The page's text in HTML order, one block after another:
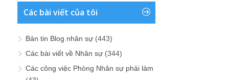
Các bài viết của tôi
Bản tin Blog nhân sự (443)
Các bài viết về Nhân sự (344)
Các công việc Phòng Nhân sự phải làm